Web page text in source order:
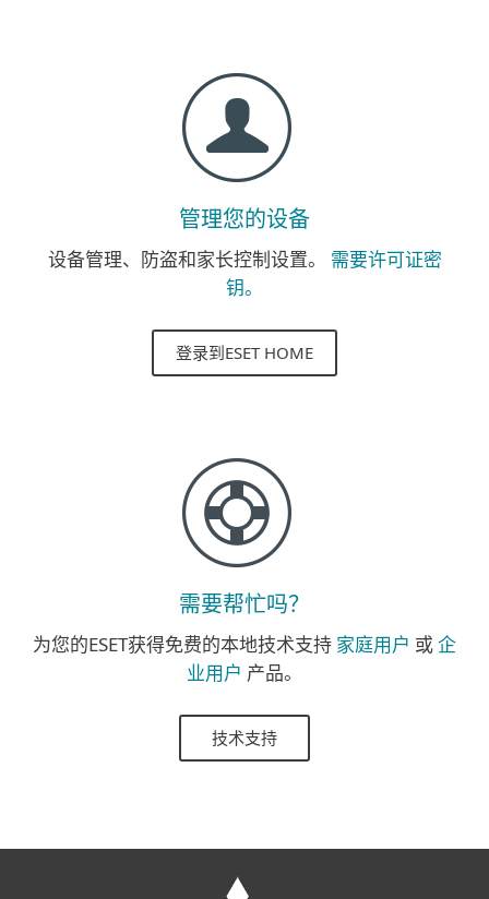
管理您的设备
设备管理、防盗和家长控制设置。 需要许可证密
钥。
登录到ESET HOME
需要帮忙吗？
为您的ESET获得免费的本地技术支持 家庭用户 或企
业用户 产品。
技术支持